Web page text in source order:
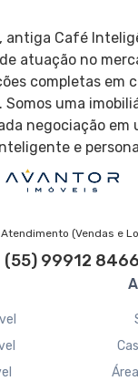
antiga Café
atuação no
completas em
Somos uma
negociação em
e
(Vendas e
(55) 99912 8466